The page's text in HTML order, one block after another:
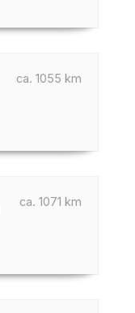
ca. 1055 km
ca. 1071 km